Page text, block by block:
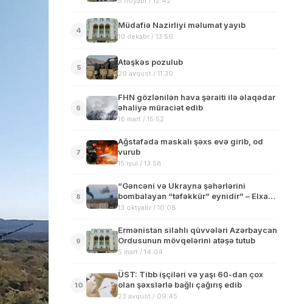
4
Müdafiə Nazirliyi məlumat yayıb
10 dekabr / 13:56
5
Atəşkəs pozulub
20 avqust / 11:30
6
FHN gözlənilən hava şəraiti ilə əlaqədar
əhaliyə müraciət edib
18 mart / 15:52
7
Ağstafada maskalı şəxs evə girib, od
vurub
15 iyul / 13:58
8
“Gəncəni və Ukrayna şəhərlərini
bombalayan “təfəkkür” eynidir” – Elxan
Şahinoğlu
13 oktyabr / 10:08
9
Ermənistan silahlı qüvvələri Azərbaycan
Ordusunun mövqelərini atəşə tutub
5 mart / 14:04
10
ÜST: Tibb işçiləri və yaşı 60-dan çox
olan şəxslərlə bağlı çağırış edib
23 avqust / 09:45